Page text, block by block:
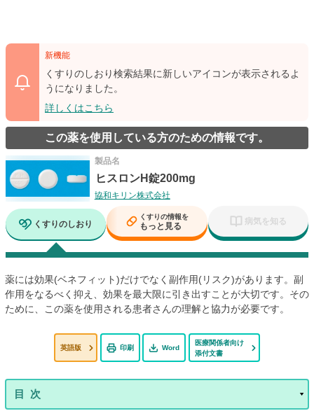
新機能
くすりのしおり検索結果に新しいアイコンが表示されるよ
うになりました。
詳しくはこちら
この薬を使用している方のための情報です。
製品名
ヒスロンH錠200mg
協和キリン株式会社
くすりのしおり
くすりの情報を
もっと見る 病気を知る
薬には効果(ベネフィット)だけでなく副作用(リスク)があります。副
作用をなるべく抑え、効果を最大限に引き出すことが大切です。その
ために、この薬を使用される患者さんの理解と協力が必要です。
英語版 印刷 Word
医療関係者向け
添付文書